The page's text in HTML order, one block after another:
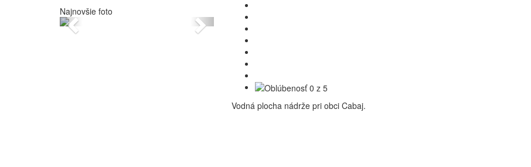
Najnovšie foto
Previous Next
Vodná plocha nádrže pri obci Cabaj.